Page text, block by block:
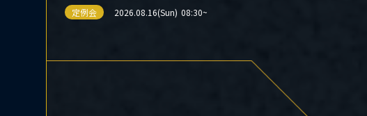
定例会 2026.08.16(Sun) 08:30~